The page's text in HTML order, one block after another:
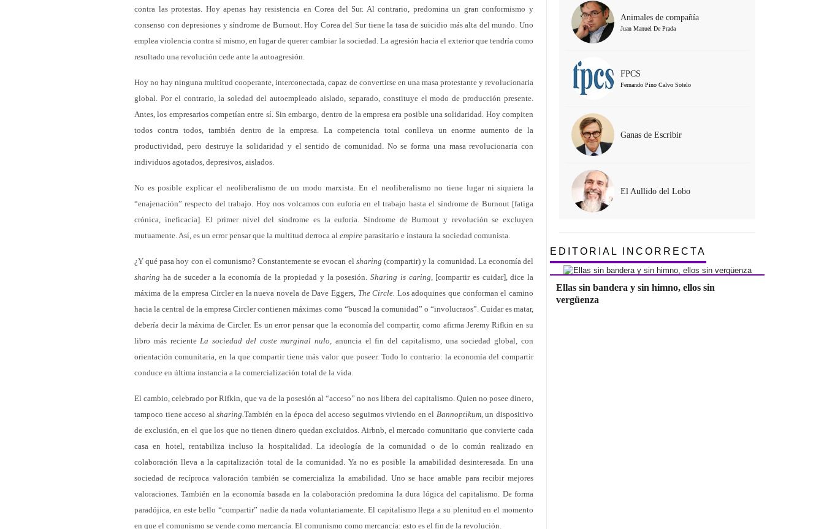
contra las protestas. Hoy apenas hay resistencia en Corea del Sur. Al contrario, predomina un gran conformismo y
consenso con depresiones y síndrome de Burnout. Hoy Corea del Sur tiene la tasa de suicidio más alta del mundo. Uno
emplea violencia contra sí mismo, en lugar de querer cambiar la sociedad. La agresión hacia el exterior que tendría como
resultado una revolución cede ante la autoagresión.
Hoy no hay ninguna multitud cooperante, interconectada, capaz de convertirse en una masa protestante y revolucionaria
global. Por el contrario, la soledad del autoempleado aislado, separado, constituye el modo de producción presente.
Antes, los empresarios competían entre sí. Sin embargo, dentro de la empresa era posible una solidaridad. Hoy compiten
todos contra todos, también dentro de la empresa. La competencia total conlleva un enorme aumento de la
productividad, pero destruye la solidaridad y el sentido de comunidad. No se forma una masa revolucionaria con
individuos agotados, depresivos, aislados.
No es posible explicar el neoliberalismo de un modo marxista. En el neoliberalismo no tiene lugar ni siquiera la
“enajenación” respecto del trabajo. Hoy nos volcamos con euforia en el trabajo hasta el síndrome de Burnout [fatiga
crónica, ineficacia]. El primer nivel del síndrome es la euforia. Síndrome de Burnout y revolución se excluyen
mutuamente. Así, es un error pensar que la multitud derroca al empire parasitario e instaura la sociedad comunista.
¿Y qué pasa hoy con el comunismo? Constantemente se evocan el sharing(compartir) y la comunidad. La economía del
sharing ha de suceder a la economía de la propiedad y la posesión.Sharing is caring,[compartir es cuidar], dice la
máxima de la empresa Circler en la nueva novela de Dave Eggers, The Circle. Los adoquines que conforman el camino
hacia la central de la empresa Circler contienen máximas como “buscad la comunidad” o “involucraos”. Cuidar es matar,
debería decir la máxima de Circler. Es un error pensar que la economía del compartir, como afirma Jeremy Rifkin en su
libro más recienteLa sociedad del coste marginal nulo, anuncia el fin del capitalismo, una sociedad global, con
orientación comunitaria, en la que compartir tiene más valor que poseer. Todo lo contrario: la economía del compartir
conduce en última instancia a la comercialización total de la vida.
El cambio, celebrado por Rifkin, que va de la posesión al “acceso” no nos libera del capitalismo. Quien no posee dinero,
tampoco tiene acceso alsharing.También en la época del acceso seguimos viviendo en el Bannoptikum,un dispositivo
de exclusión, en el que los que no tienen dinero quedan excluidos. Airbnb, el mercado comunitario que convierte cada
casa en hotel, rentabiliza incluso la hospitalidad. La ideología de la comunidad o de lo común realizado en
colaboración lleva a la capitalización total de la comunidad. Ya no es posible la amabilidad desinteresada. En una
sociedad de recíproca valoración también se comercializa la amabilidad. Uno se hace amable para recibir mejores
valoraciones. También en la economía basada en la colaboración predomina la dura lógica del capitalismo. De forma
paradójica, en este bello “compartir” nadie da nada voluntariamente. El capitalismo llega a su plenitud en el momento
en que el comunismo se vende como mercancía. El comunismo como mercancía: esto es el fin de la revolución.
Animales de compañía
Juan Manuel De Prada
FPCS
Fernando Pino Calvo Sotelo
Ganas de Escribir
El Aullido del Lobo
EDITORIAL INCORRECTA
Ellas sin bandera y sin himno, ellos sin
vergüenza